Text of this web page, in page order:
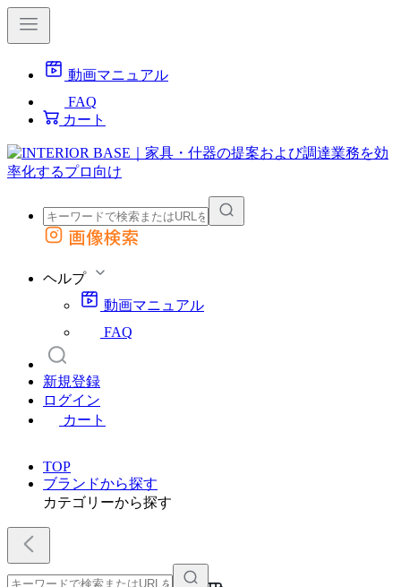
動画マニュアル
FAQ
カート
外部サイトの商品をカートに追加
画像検索
ヘルプ
動画マニュアル
FAQ
新規登録
ログイン
カート
TOP
ブランドから探す
カテゴリーから探す